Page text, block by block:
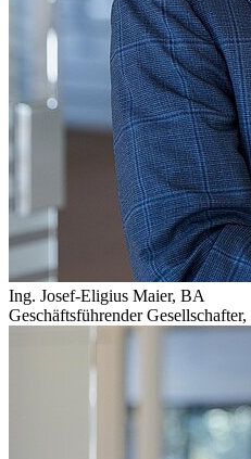
Ing. Josef-Eligius Maier, BA
Geschäftsführender Gesellschafter,